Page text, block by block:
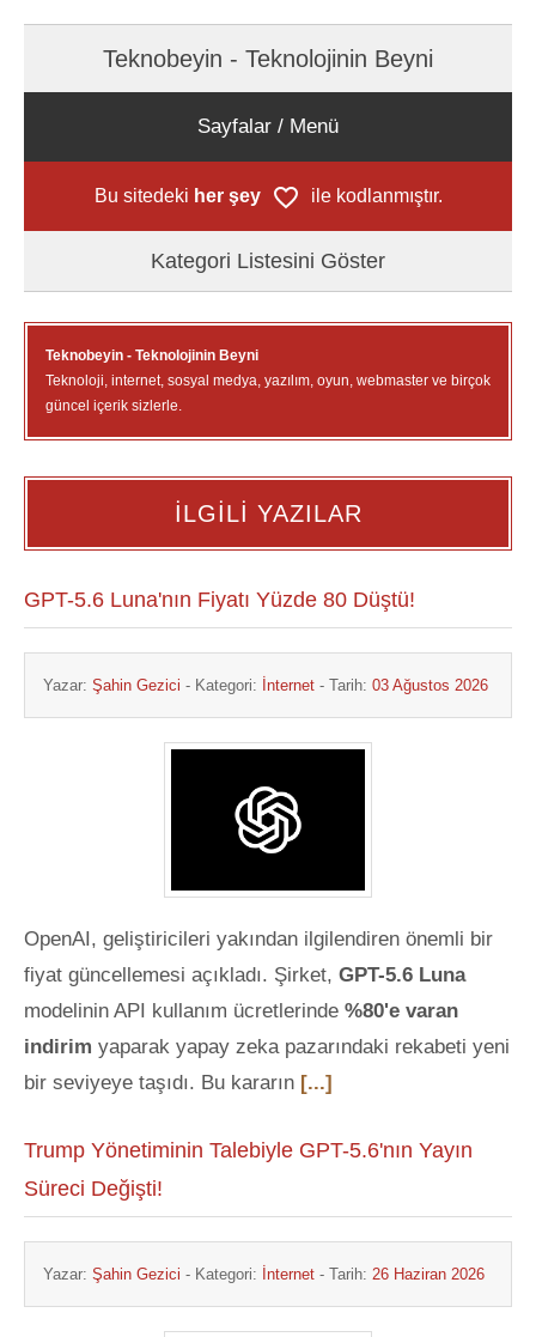
Teknobeyin - Teknolojinin Beyni
Sayfalar / Menü
Bu sitedeki her şey ile kodlanmıştır.
Kategori Listesini Göster
Teknobeyin - Teknolojinin Beyni
Teknoloji, internet, sosyal medya, yazılım, oyun, webmaster ve birçok
güncel içerik sizlerle.
İLGİLİ YAZILAR
GPT-5.6 Luna'nın Fiyatı Yüzde 80 Düştü!
Yazar: Şahin Gezici - Kategori: İnternet - Tarih: 03 Ağustos 2026
OpenAI, geliştiricileri yakından ilgilendiren önemli bir
fiyat güncellemesi açıkladı. Şirket, GPT-5.6 Luna
modelinin API kullanım ücretlerinde %80'e varan
indirim yaparak yapay zeka pazarındaki rekabeti yeni
bir seviyeye taşıdı. Bu kararın [...]
Trump Yönetiminin Talebiyle GPT-5.6'nın Yayın
Süreci Değişti!
Yazar: Şahin Gezici - Kategori: İnternet - Tarih: 26 Haziran 2026